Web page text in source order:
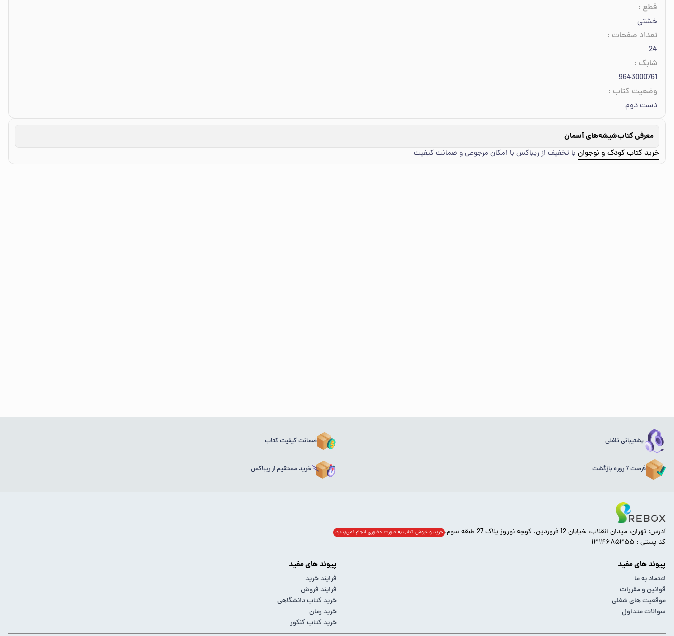
قطع :
خشتی
تعداد صفحات :
24
شابک :
9643000761
وضعیت کتاب :
دست دوم
معرفی کتابشیشه‌های آسمان
خرید کتاب کودک و نوجوان با تخفیف از ریباکس با امکان مرجوعی و ضمانت کیفیت
پشتیبانی تلفنی ضمانت کیفیت کتاب
فرصت 7 روزه بازگشت خرید مستقیم از ریباکس
آدرس: تهران، میدان انقلاب، خیابان 12 فروردین، کوچه نوروز پلاک 27 طبقه سوم. خرید و فروش کتاب به صورت حضوری انجام‌ نمی‌پذیرد
کد پستی : ۱۳۱۴۶۸۵۳۵۵
پیوند های مفید
اعتماد به ما
قوانین و مقررات
موقعیت های شغلی
سوالات متداول
پیوند های مفید
فرایند خرید
فرایند فروش
خرید کتاب دانشگاهی
خرید رمان
خرید کتاب کنکور